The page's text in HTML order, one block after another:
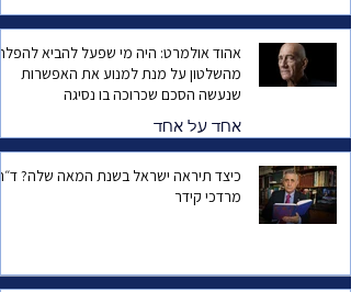
אהוד אולמרט: היה מי שפעל להביא
מהשלטון על מנת למנוע את האפשרות
שנעשה הסכם שכרוכה בו נסיגה
אחד על אחד
כיצד תיראה ישראל בשנת המאה
מרדכי קידר